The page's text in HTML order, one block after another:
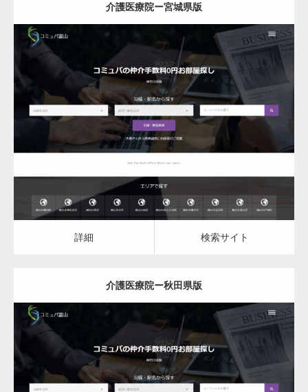
介護医療院ー宮城県版
更新日： 2023.03.09
介護医療院
詳細 検索サイト
詳細 検索サイト
介護医療院ー秋田県版
更新日： 2023.03.09
介護医療院